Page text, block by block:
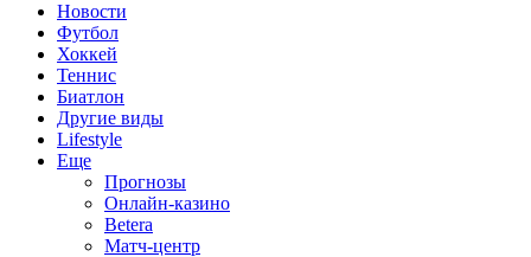
Новости
Футбол
Хоккей
Теннис
Биатлон
Другие виды
Lifestyle
Еще
Прогнозы
Онлайн-казино
Betera
Матч-центр